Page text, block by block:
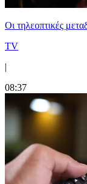
Οι τηλεοπτικές
TV
|
08:37